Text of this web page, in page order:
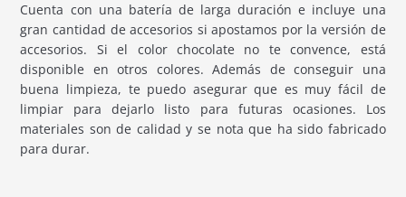
Cuenta con una batería de larga duración e incluye una
gran cantidad de accesorios si apostamos por la versión de
accesorios. Si el color chocolate no te convence, está
disponible en otros colores. Además de conseguir una
buena limpieza, te puedo asegurar que es muy fácil de
limpiar para dejarlo listo para futuras ocasiones. Los
materiales son de calidad y se nota que ha sido fabricado
para durar.